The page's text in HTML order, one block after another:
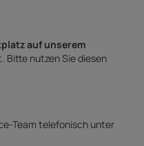
auf unserem
Bitte nutzen Sie diesen
Team telefonisch unter